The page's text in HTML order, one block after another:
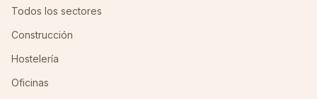
Todos los sectores
Construcción
Hostelería
Oficinas